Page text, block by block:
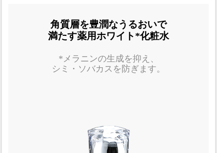
角質層を豊潤なうるおいで
満たす薬用ホワイト*化粧水
*メラニンの生成を抑え、
シミ・ソバカスを防ぎます。